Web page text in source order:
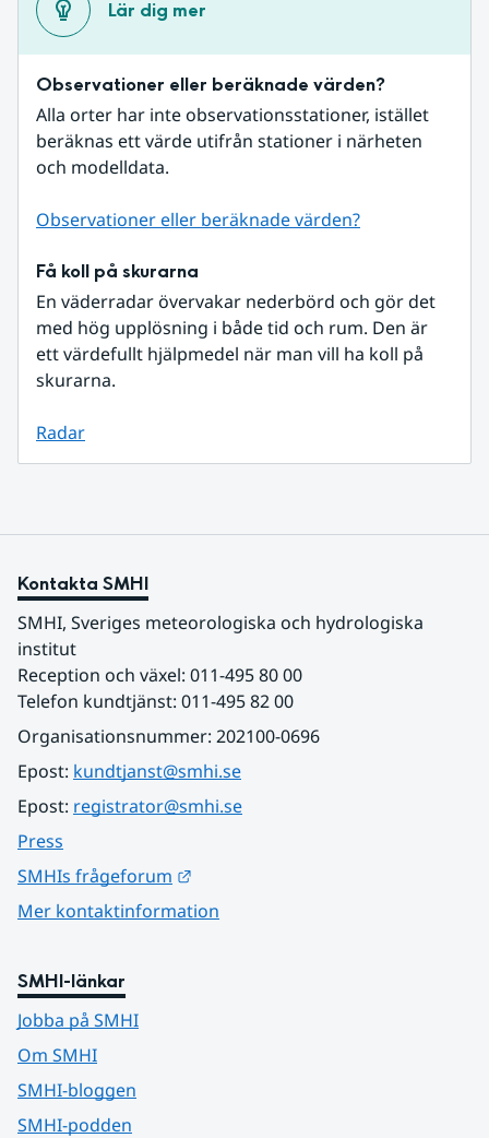
Lär dig mer
Observationer eller beräknade värden?
Alla orter har inte observationsstationer, istället
beräknas ett värde utifrån stationer i närheten
och modelldata.
Observationer eller beräknade värden?
Få koll på skurarna
En väderradar övervakar nederbörd och gör det
med hög upplösning i både tid och rum. Den är
ett värdefullt hjälpmedel när man vill ha koll på
skurarna.
Radar
Kontakta SMHI
SMHI, Sveriges meteorologiska och hydrologiska
institut
Reception och växel: 011-495 80 00
Telefon kundtjänst: 011-495 82 00
Organisationsnummer: 202100-0696
Epost: kundtjanst@smhi.se
Epost: registrator@smhi.se
Press
SMHIs frågeforum
Mer kontaktinformation
SMHI-länkar
Jobba på SMHI
Om SMHI
SMHI-bloggen
SMHI-podden